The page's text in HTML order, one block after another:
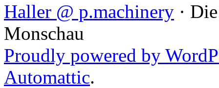
Haller @ p.machinery ·
Monschau
Proudly powered by
Automattic.